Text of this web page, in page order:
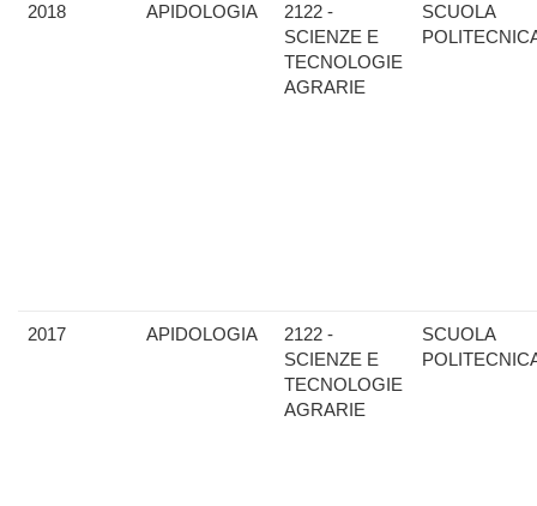
2018 APIDOLOGIA
2122 -
SCIENZE E
TECNOLOGIE
AGRARIE
SCUOLA
2017 APIDOLOGIA
2122 -
SCIENZE E
TECNOLOGIE
AGRARIE
SCUOLA